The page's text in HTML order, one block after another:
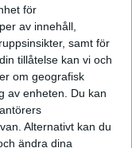
för
av innehåll,
samt för
tillåtelse kan vi och
om geografisk
av enheten. Du kan
Alternativt kan du
ändra dina
är
och levererar inte
material och
sysselsätter
till att hålla